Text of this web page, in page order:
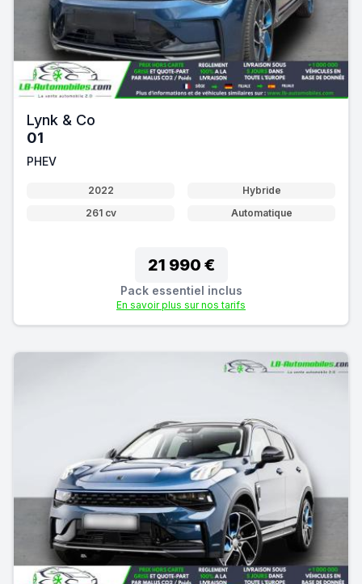
Lynk & Co
01
PHEV
2022
Hybride
261 cv
Automatique
21 990 €
Pack essentiel inclus
En savoir plus sur nos tarifs